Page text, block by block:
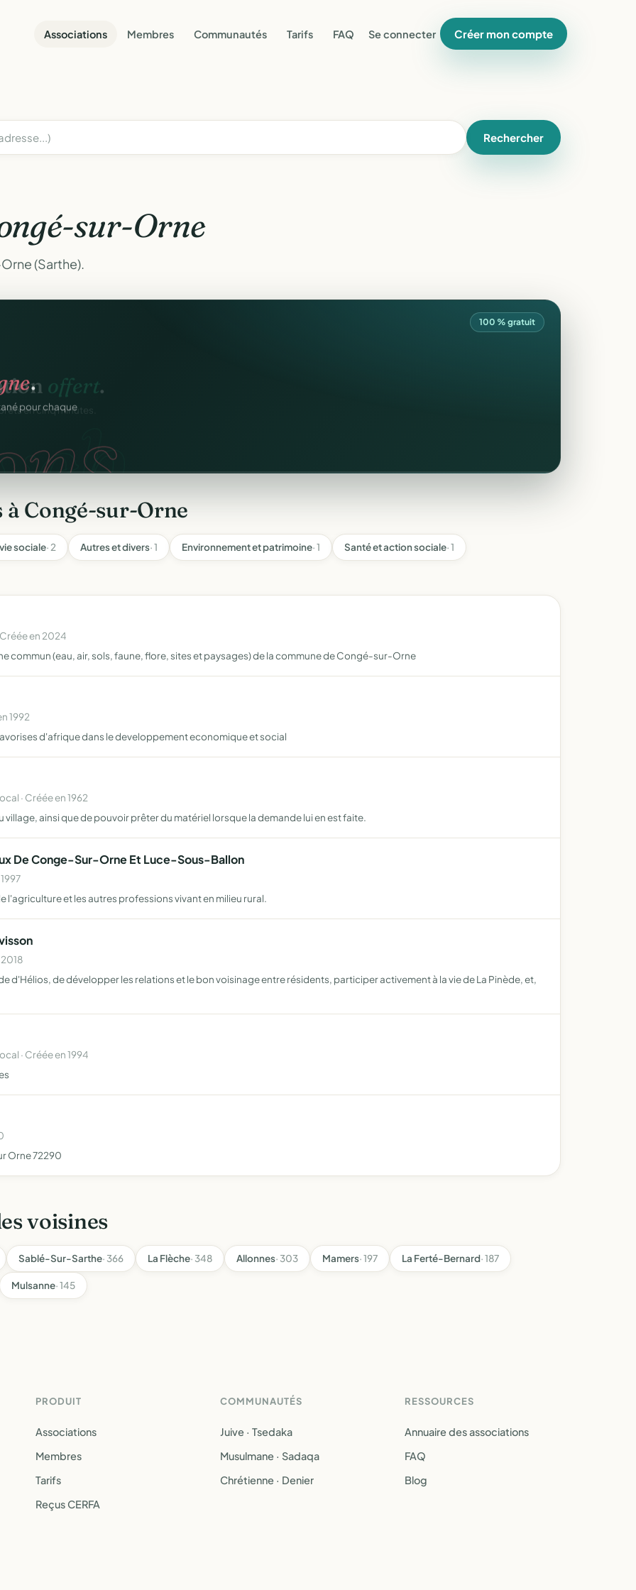
Associations Membres Communautés Tarifs FAQ Se connecter Créer mon compte
Rechercher
sur-Orne
(Sarthe).
100 % gratuit
offert
en cinq minutes.
.
pour chaque
Congé-sur-Orne
sociale· 2 Autres et divers· 1 Environnement et patrimoine· 1 Santé et action sociale· 1
en 2024
commun (eau, air, sols, faune, flore, sites et paysages) de la commune de Congé-sur-Orne
1992
d'afrique dans le developpement economique et social
· Créée en 1962
ainsi que de pouvoir prêter du matériel lorsque la demande lui en est faite.
De Conge-Sur-Orne Et Luce-Sous-Ballon
l'agriculture et les autres professions vivant en milieu rural.
d'Hélios, de développer les relations et le bon voisinage entre résidents, participer activement à la vie de La Pinède, et,
· Créée en 1994
Orne 72290
voisines
Sablé-Sur-Sarthe· 366 La Flèche· 348 Allonnes· 303 Mamers· 197 La Ferté-Bernard· 187
Mulsanne· 145
PRODUIT
Associations
Membres
Tarifs
Reçus CERFA
COMMUNAUTÉS
Juive · Tsedaka
Musulmane · Sadaqa
Chrétienne · Denier
RESSOURCES
Annuaire des associations
FAQ
Blog